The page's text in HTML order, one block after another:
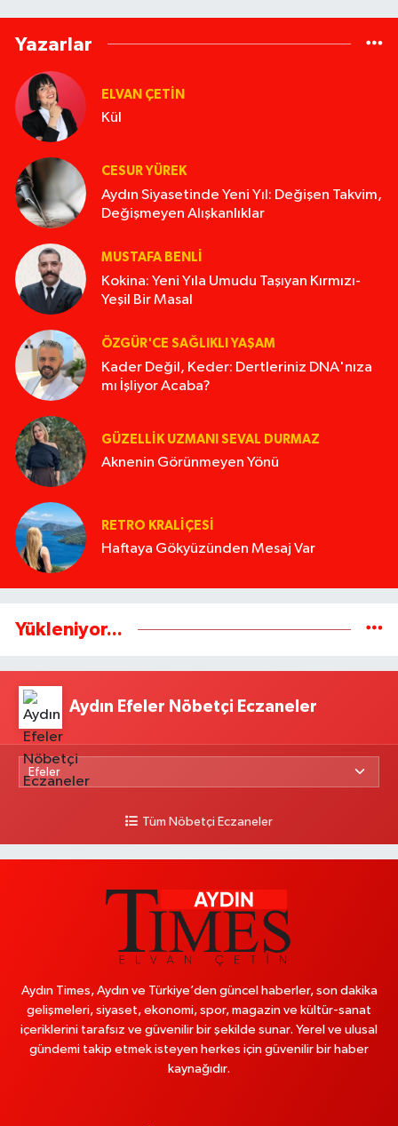
Yazarlar
ELVAN ÇETIN
Kül
CESUR YÜREK
Aydın Siyasetinde Yeni Yıl: Değişen Takvim,
Değişmeyen Alışkanlıklar
MUSTAFA BENLI
Kokina: Yeni Yıla Umudu Taşıyan Kırmızı-
Yeşil Bir Masal
ÖZGÜR'CE SAĞLIKLI YAŞAM
Kader Değil, Keder: Dertleriniz DNA'nıza
mı İşliyor Acaba?
GÜZELLIK UZMANI SEVAL DURMAZ
Aknenin Görünmeyen Yönü
RETRO KRALIÇESI
Haftaya Gökyüzünden Mesaj Var
Yükleniyor...
Aydın Efeler Nöbetçi Eczaneler
Tüm Nöbetçi Eczaneler
Aydın Times, Aydın ve Türkiye’den güncel haberler, son dakika
gelişmeleri, siyaset, ekonomi, spor, magazin ve kültür-sanat
içeriklerini tarafsız ve güvenilir bir şekilde sunar. Yerel ve ulusal
gündemi takip etmek isteyen herkes için güvenilir bir haber
kaynağıdır.